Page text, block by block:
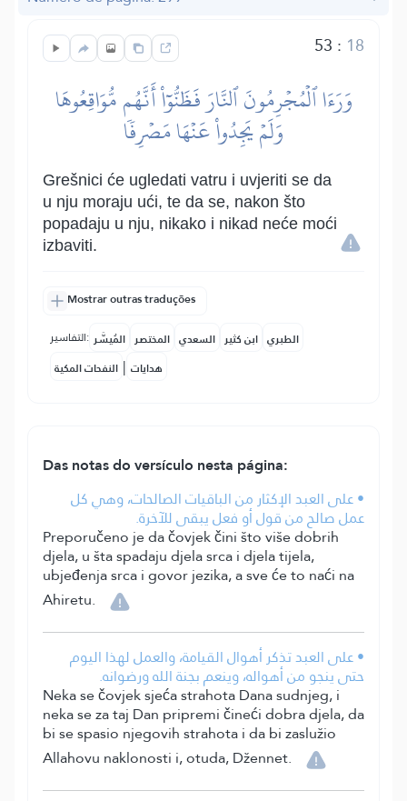
53 : 18
وَرَءَا ٱلۡمُجۡرِمُونَ ٱلنَّارَ فَظَنُّوٓاْ أَنَّهُم مُّوَاقِعُوهَا
وَلَمۡ يَجِدُواْ عَنۡهَا مَصۡرِفٗا
Grešnici će ugledati vatru i uvjeriti se da
u nju moraju ući, te da se, nakon što
popadaju u nju, nikako i nikad neće moći
izbaviti.
Mostrar outras traduções
التفاسير: المُيسَّر المختصر السعدي ابن كثير الطبري
النفحات المكية | هدايات
Das notas do versículo nesta página:
• على العبد الإكثار من الباقيات الصالحات، وهي كل
عمل صالح من قول أو فعل يبقى للآخرة.
Preporučeno je da čovjek čini što više dobrih
djela, u šta spadaju djela srca i djela tijela,
ubjeđenja srca i govor jezika, a sve će to naći na
Ahiretu.
• على العبد تذكر أهوال القيامة، والعمل لهذا اليوم
حتى ينجو من أهواله، وينعم بجنة الله ورضوانه.
Neka se čovjek sjeća strahota Dana sudnjeg, i
neka se za taj Dan pripremi čineći dobra djela, da
bi se spasio njegovih strahota i da bi zaslužio
Allahovu naklonosti i, otuda, Džennet.